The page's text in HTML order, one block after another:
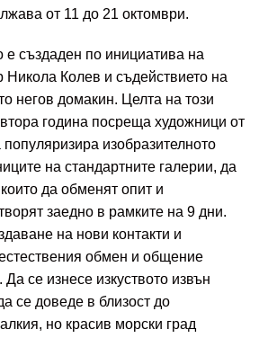
от 11 до 21 октомври.
създаден по инициатива на
Никола Колев и съдействието на
негов домакин. Целта на този
година посреща художници от
изобразителното
на стандартните галерии, да
да обменят опит и
заедно в рамките на 9 дни.
на нови контакти и
обмен и общение
се изнесе изкуството извън
се доведе в близост до
но красив морски град